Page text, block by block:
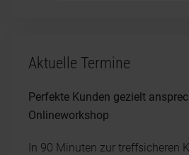
Aktuelle Termine
Perfekte Kunden gezielt
Onlineworkshop
In 90 Minuten zur treffsicheren